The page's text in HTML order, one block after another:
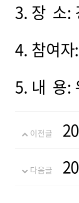
3. 장 소:
4. 참여
5. 내 용:
이전글
다음글